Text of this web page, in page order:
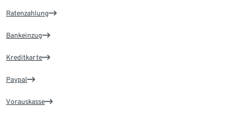
Ratenzahlung
Bankeinzug
Kreditkarte
Paypal
Vorauskasse